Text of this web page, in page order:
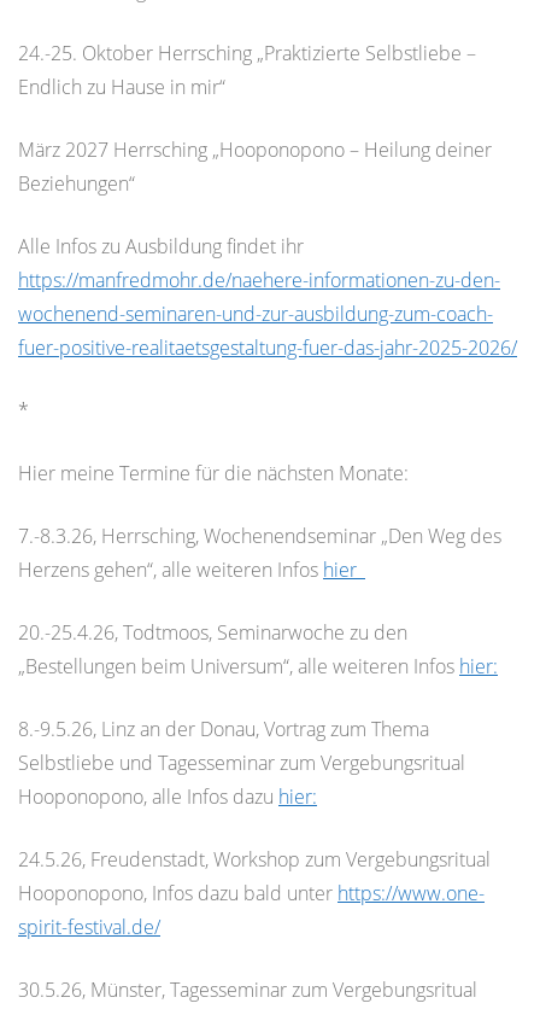
24.-25. Oktober Herrsching „Praktizierte Selbstliebe –
Endlich zu Hause in mir“
März 2027 Herrsching „Hooponopono – Heilung deiner
Beziehungen“
Alle Infos zu Ausbildung findet ihr
https://manfredmohr.de/naehere-informationen-zu-den-
wochenend-seminaren-und-zur-ausbildung-zum-coach-
fuer-positive-realitaetsgestaltung-fuer-das-jahr-2025-2026/
*
Hier meine Termine für die nächsten Monate:
7.-8.3.26, Herrsching, Wochenendseminar „Den Weg des
Herzens gehen“, alle weiteren Infos hier_
20.-25.4.26, Todtmoos, Seminarwoche zu den
„Bestellungen beim Universum“, alle weiteren Infos hier:
8.-9.5.26, Linz an der Donau, Vortrag zum Thema
Selbstliebe und Tagesseminar zum Vergebungsritual
Hooponopono, alle Infos dazu hier:
24.5.26, Freudenstadt, Workshop zum Vergebungsritual
Hooponopono, Infos dazu bald unter https://www.one-
spirit-festival.de/
30.5.26, Münster, Tagesseminar zum Vergebungsritual